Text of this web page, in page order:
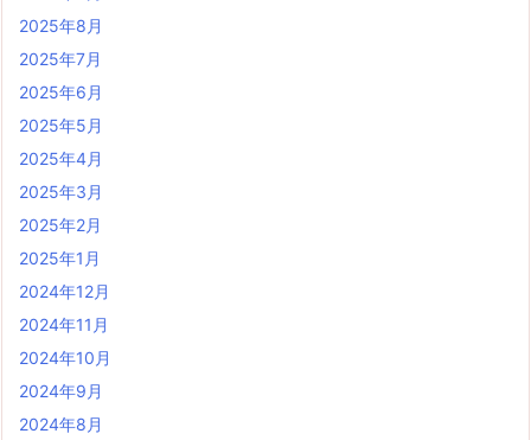
2025年8月
2025年7月
2025年6月
2025年5月
2025年4月
2025年3月
2025年2月
2025年1月
2024年12月
2024年11月
2024年10月
2024年9月
2024年8月